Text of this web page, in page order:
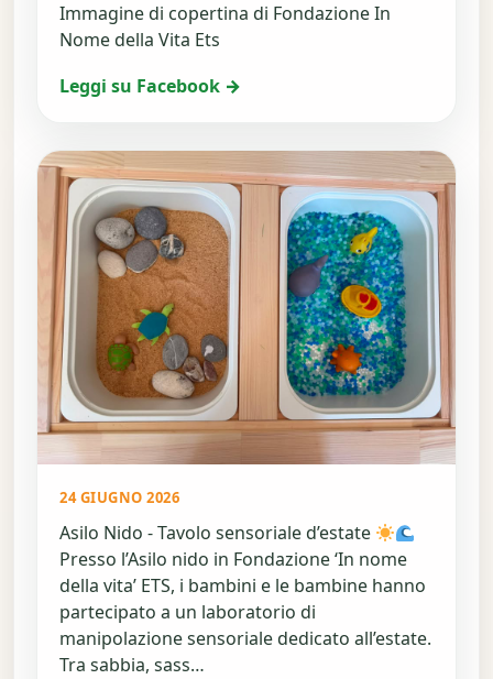
Immagine di copertina di Fondazione In
Nome della Vita Ets
Leggi su Facebook →
24 GIUGNO 2026
Asilo Nido - Tavolo sensoriale d’estate
Presso l’Asilo nido in Fondazione ‘In nome
della vita’ ETS, i bambini e le bambine hanno
partecipato a un laboratorio di
manipolazione sensoriale dedicato all’estate.
Tra sabbia, sass…